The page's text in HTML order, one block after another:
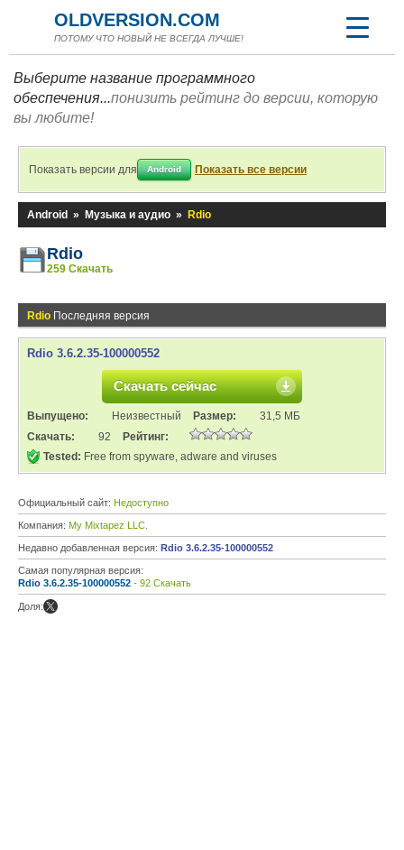
OLDVERSION.COM
ПОТОМУ ЧТО НОВЫЙ НЕ ВСЕГДА ЛУЧШЕ!
Выберите название программного
обеспечения...понизить рейтинг до версии, которую
вы любите!
Показать версии для Android Показать все версии
Android » Музыка и аудио » Rdio
Rdio
259 Скачать
Rdio Последняя версия
Rdio 3.6.2.35-100000552
Скачать сейчас
Выпущено: Неизвестный Размер:
31,5 МБ
Скачать:
92
Рейтинг:
Tested: Free from spyware, adware and viruses
Официальный сайт: Недоступно
Компания: My Mixtapez LLC.
Недавно добавленная версия: Rdio 3.6.2.35-100000552
Самая популярная версия:
Rdio 3.6.2.35-100000552 - 92 Скачать
Доля: